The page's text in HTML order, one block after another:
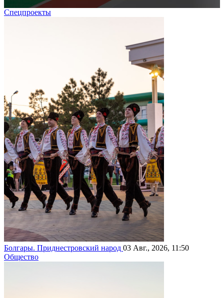
Спецпроекты
Болгары. Приднестровский народ 03 Авг., 2026, 11:50
Общество